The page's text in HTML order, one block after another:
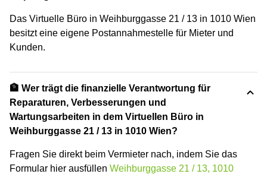
Das Virtuelle Büro in Weihburggasse 21 / 13 in 1010 Wien
besitzt eine eigene Postannahmestelle für Mieter und
Kunden.
🏦 Wer trägt die finanzielle Verantwortung für
Reparaturen, Verbesserungen und
Wartungsarbeiten in dem Virtuellen Büro in
Weihburggasse 21 / 13 in 1010 Wien?
Fragen Sie direkt beim Vermieter nach, indem Sie das
Formular hier ausfüllen Weihburggasse 21 / 13, 1010